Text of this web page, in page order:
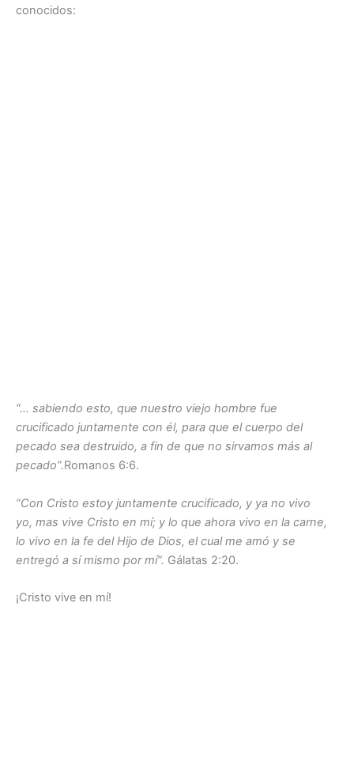
conocidos:
“… sabiendo esto, que nuestro viejo hombre fue
crucificado juntamente con él, para que el cuerpo del
pecado sea destruido, a fin de que no sirvamos más al
pecado”.Romanos 6:6.
“Con Cristo estoy juntamente crucificado, y ya no vivo
yo, mas vive Cristo en mí; y lo que ahora vivo en la carne,
lo vivo en la fe del Hijo de Dios, el cual me amó y se
entregó a sí mismo por mí”. Gálatas 2:20.
¡Cristo vive en mí!